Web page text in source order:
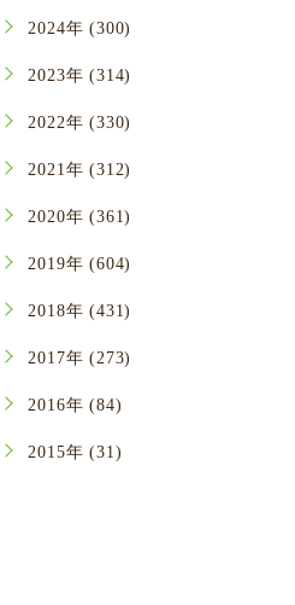
2024年 (300)
2023年 (314)
2022年 (330)
2021年 (312)
2020年 (361)
2019年 (604)
2018年 (431)
2017年 (273)
2016年 (84)
2015年 (31)